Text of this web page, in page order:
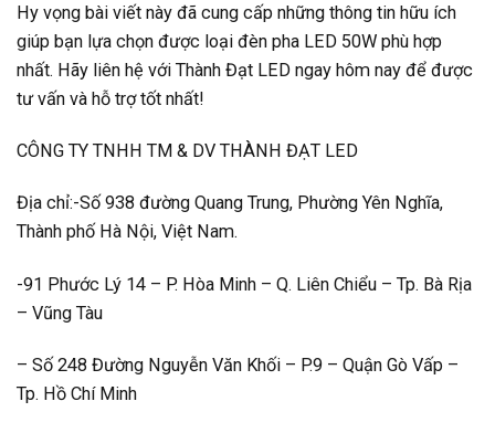
Hy vọng bài viết này đã cung cấp những thông tin hữu ích
giúp bạn lựa chọn được loại đèn pha LED 50W phù hợp
nhất. Hãy liên hệ với Thành Đạt LED ngay hôm nay để được
tư vấn và hỗ trợ tốt nhất!
CÔNG TY TNHH TM & DV THÀNH ĐẠT LED
Địa chỉ:-Số 938 đường Quang Trung, Phường Yên Nghĩa,
Thành phố Hà Nội, Việt Nam.
-91 Phước Lý 14 – P. Hòa Minh – Q. Liên Chiểu – Tp. Bà Rịa
– Vũng Tàu
– Số 248 Đường Nguyễn Văn Khối – P.9 – Quận Gò Vấp –
Tp. Hồ Chí Minh